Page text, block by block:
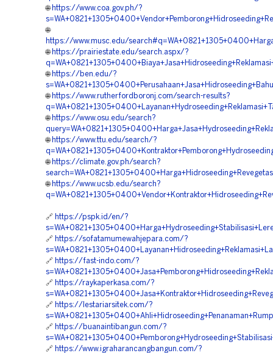
🌐 https://www.coa.gov.ph/?
🌐
https://www.musc.edu/
🌐 https://prairiestate.edu/search.aspx/?
🌐 https://ben.edu/?
🌐 https://www.rutherfordboronj.com/search-results?
🌐 https://www.osu.edu/search?
🌐 https://www.ttu.edu/search/?
🌐 https://climate.gov.ph/search?
🌐 https://www.ucsb.edu/search?
🔗 https://pspk.id/en/?
🔗 https://sofatamumewahjepara.com/?
🔗 https://fast-indo.com/?
🔗 https://raykaperkasa.com/?
🔗 https://lestariarsitek.com/?
🔗 https://buanaintibangun.com/?
🔗 https://www.igraharancangbangun.com/?